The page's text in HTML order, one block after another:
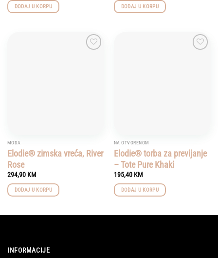
DODAJ U KORPU DODAJ U KORPU
MODA
Elodie® zimska vreća, River
Rose
294,90 KM
DODAJ U KORPU
NA OTVORENOM
Elodie® torba za previjanje
– Tote Pure Khaki
195,40 KM
DODAJ U KORPU
INFORMACIJE